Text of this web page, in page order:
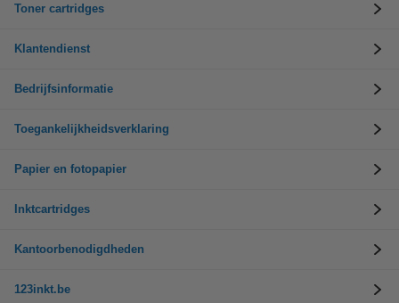
Toner cartridges
Klantendienst
Bedrijfsinformatie
Toegankelijkheidsverklaring
Papier en fotopapier
Inktcartridges
Kantoorbenodigdheden
123inkt.be